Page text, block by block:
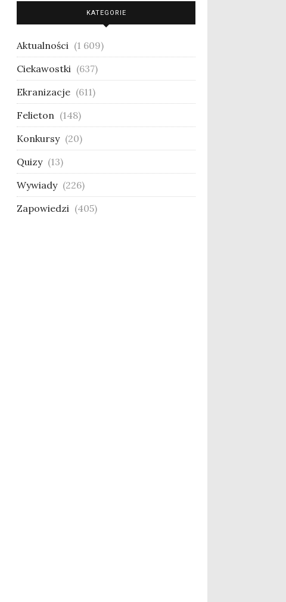
KATEGORIE
Aktualności (1 609)
Ciekawostki (637)
Ekranizacje (611)
Felieton (148)
Konkursy (20)
Quizy (13)
Wywiady (226)
Zapowiedzi (405)